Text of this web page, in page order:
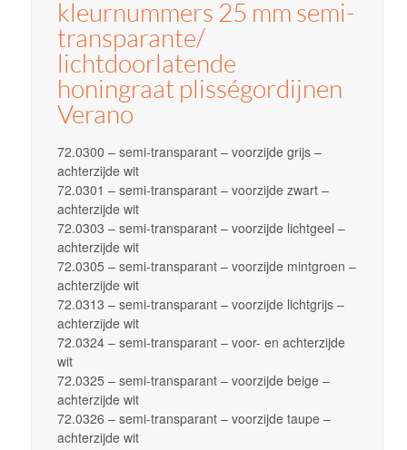
kleurnummers 25 mm semi-
transparante/
lichtdoorlatende
honingraat plisségordijnen
Verano
72.0300 – semi-transparant – voorzijde grijs –
achterzijde wit
72.0301 – semi-transparant – voorzijde zwart –
achterzijde wit
72.0303 – semi-transparant – voorzijde lichtgeel –
achterzijde wit
72.0305 – semi-transparant – voorzijde mintgroen –
achterzijde wit
72.0313 – semi-transparant – voorzijde lichtgrijs –
achterzijde wit
72.0324 – semi-transparant – voor- en achterzijde
wit
72.0325 – semi-transparant – voorzijde beige –
achterzijde wit
72.0326 – semi-transparant – voorzijde taupe –
achterzijde wit